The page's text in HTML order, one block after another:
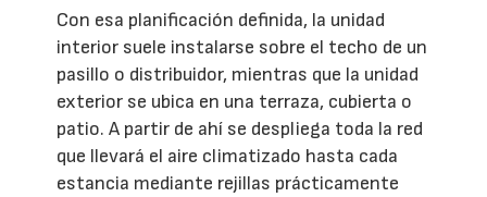
Con esa planificación definida, la unidad
interior suele instalarse sobre el techo de un
pasillo o distribuidor, mientras que la unidad
exterior se ubica en una terraza, cubierta o
patio. A partir de ahí se despliega toda la red
que llevará el aire climatizado hasta cada
estancia mediante rejillas prácticamente